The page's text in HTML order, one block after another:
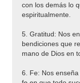
con los demás lo
espiritualmente.
5. Gratitud: Nos
bendiciones que
mano de Dios en
6. Fe: Nos